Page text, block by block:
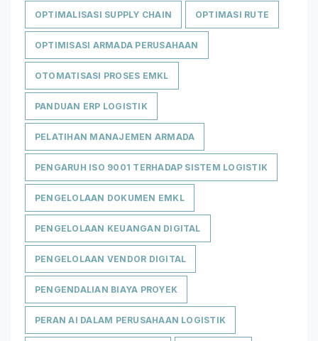
OPTIMALISASI SUPPLY CHAIN OPTIMASI RUTE
OPTIMISASI ARMADA PERUSAHAAN
OTOMATISASI PROSES EMKL
PANDUAN ERP LOGISTIK
PELATIHAN MANAJEMEN ARMADA
PENGARUH ISO 9001 TERHADAP SISTEM LOGISTIK
PENGELOLAAN DOKUMEN EMKL
PENGELOLAAN KEUANGAN DIGITAL
PENGELOLAAN VENDOR DIGITAL
PENGENDALIAN BIAYA PROYEK
PERAN AI DALAM PERUSAHAAN LOGISTIK